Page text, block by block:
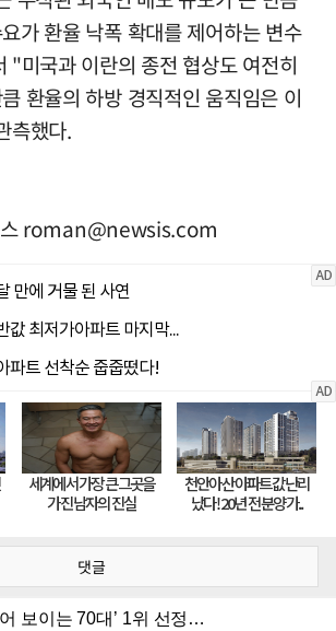
가 환율 낙폭 확대를 제어하는 변수
"미국과 이란의 종전 협상도 여전히
환율의 하방 경직적인 움직임은 이
측했다.
roman@newsis.com
댓글